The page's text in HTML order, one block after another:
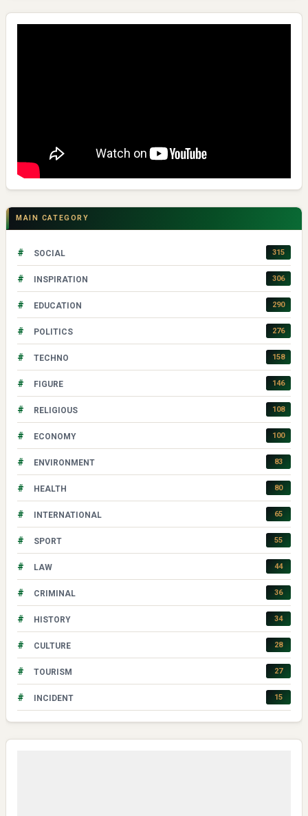
MAIN CATEGORY
# SOCIAL 315
# INSPIRATION 306
# EDUCATION 290
# POLITICS 276
# TECHNO 158
# FIGURE 146
# RELIGIOUS 108
# ECONOMY 100
# ENVIRONMENT 83
# HEALTH 80
# INTERNATIONAL 65
# SPORT 55
# LAW 44
# CRIMINAL 36
# HISTORY 34
# CULTURE 28
# TOURISM 27
# INCIDENT 15